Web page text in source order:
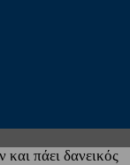
πάει δανεικός